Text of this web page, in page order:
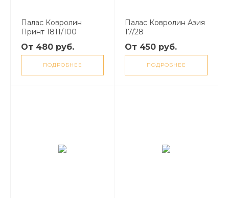
Палас Ковролин
Принт 1811/100
От 480 руб.
ПОДРОБНЕЕ
Палас Ковролин Азия
17/28
От 450 руб.
ПОДРОБНЕЕ